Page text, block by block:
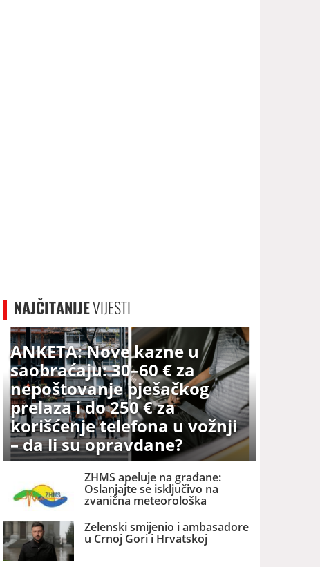
NAJČITANIJEVIJESTI
ANKETA: Nove kazne u
saobraćaju: 30–60 € za
nepoštovanje pješačkog
prelaza i do 250 € za
korišćenje telefona u vožnji
– da li su opravdane?
ZHMS apeluje na građane:
Oslanjajte se isključivo na
zvanična meteorološka
Zelenski smijenio i ambasadore
u Crnoj Gori i Hrvatskoj